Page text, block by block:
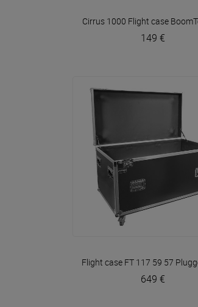
VOIR EN DÉTAIL
Cirrus 1000 Flight case
149 €
VOIR EN DÉTAIL
Flight case FT 117 59 57
649 €